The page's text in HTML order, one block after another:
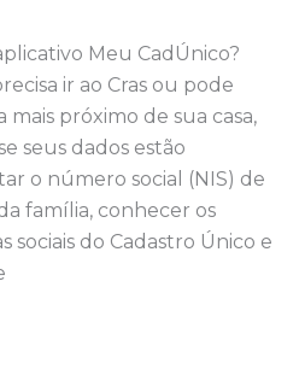
Meu CadÚnico?
ir ao Cras ou pode
próximo de sua casa,
seus dados estão
o número social (NIS) de
família, conhecer os
sociais do Cadastro Único e